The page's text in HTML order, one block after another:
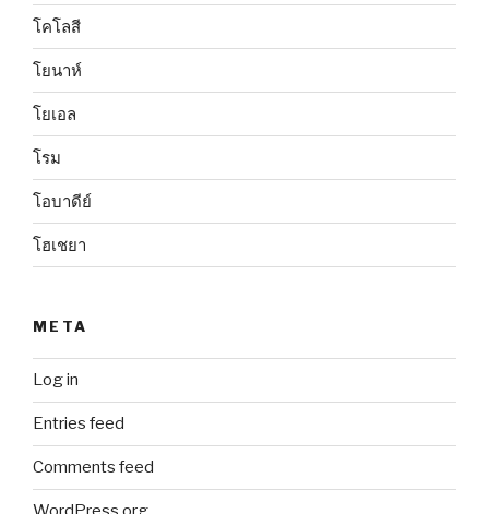
โคโลสี
โยนาห์
โยเอล
โรม
โอบาดีย์
โฮเชยา
META
Log in
Entries feed
Comments feed